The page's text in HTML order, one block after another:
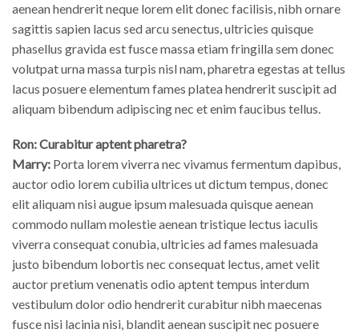
aenean hendrerit neque lorem elit donec facilisis, nibh ornare
sagittis sapien lacus sed arcu senectus, ultricies quisque
phasellus gravida est fusce massa etiam fringilla sem donec
volutpat urna massa turpis nisl nam, pharetra egestas at tellus
lacus posuere elementum fames platea hendrerit suscipit ad
aliquam bibendum adipiscing nec et enim faucibus tellus.
Ron: Curabitur aptent pharetra?
Marry: Porta lorem viverra nec vivamus fermentum dapibus,
auctor odio lorem cubilia ultrices ut dictum tempus, donec
elit aliquam nisi augue ipsum malesuada quisque aenean
commodo nullam molestie aenean tristique lectus iaculis
viverra consequat conubia, ultricies ad fames malesuada
justo bibendum lobortis nec consequat lectus, amet velit
auctor pretium venenatis odio aptent tempus interdum
vestibulum dolor odio hendrerit curabitur nibh maecenas
fusce nisi lacinia nisi, blandit aenean suscipit nec posuere